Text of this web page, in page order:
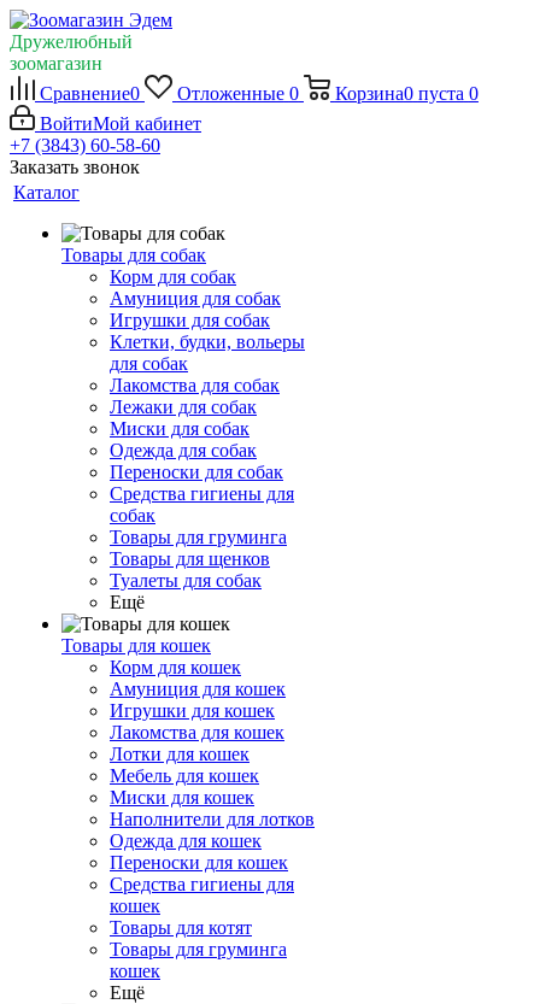
Дружелюбный
зоомагазин
Сравнение0 Отложенные 0 Корзина0 пуста 0
ВойтиМой кабинет
+7 (3843) 60-58-60
Заказать звонок
Каталог
Товары для собак
Корм для собак
Амуниция для собак
Игрушки для собак
Клетки, будки, вольеры
для собак
Лакомства для собак
Лежаки для собак
Миски для собак
Одежда для собак
Переноски для собак
Средства гигиены для
собак
Товары для груминга
Товары для щенков
Туалеты для собак
Ещё
Товары для кошек
Корм для кошек
Амуниция для кошек
Игрушки для кошек
Лакомства для кошек
Лотки для кошек
Мебель для кошек
Миски для кошек
Наполнители для лотков
Одежда для кошек
Переноски для кошек
Средства гигиены для
кошек
Товары для котят
Товары для груминга
кошек
Ещё